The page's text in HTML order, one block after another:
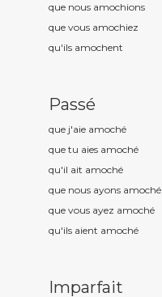
que nous amochions
que vous amochiez
qu'ils amochent
Passé
que j'aie amoché
que tu aies amoché
qu'il ait amoché
que nous ayons amoché
que vous ayez amoché
qu'ils aient amoché
Imparfait